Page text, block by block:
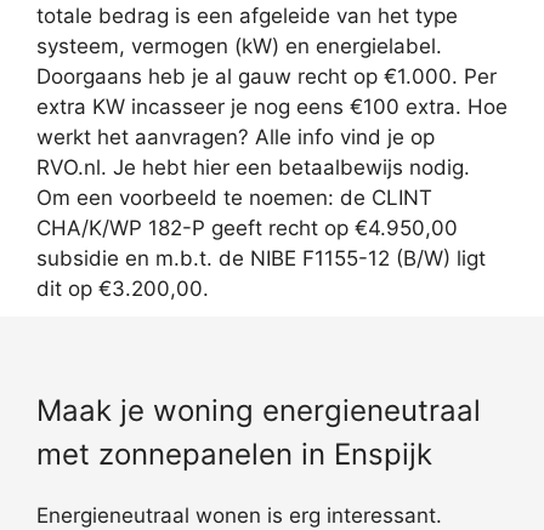
totale bedrag is een afgeleide van het type
systeem, vermogen (kW) en energielabel.
Doorgaans heb je al gauw recht op €1.000. Per
extra KW incasseer je nog eens €100 extra. Hoe
werkt het aanvragen? Alle info vind je op
RVO.nl. Je hebt hier een betaalbewijs nodig.
Om een voorbeeld te noemen: de CLINT
CHA/K/WP 182-P geeft recht op €4.950,00
subsidie en m.b.t. de NIBE F1155-12 (B/W) ligt
dit op €3.200,00.
Maak je woning energieneutraal
met zonnepanelen in Enspijk
Energieneutraal wonen is erg interessant.